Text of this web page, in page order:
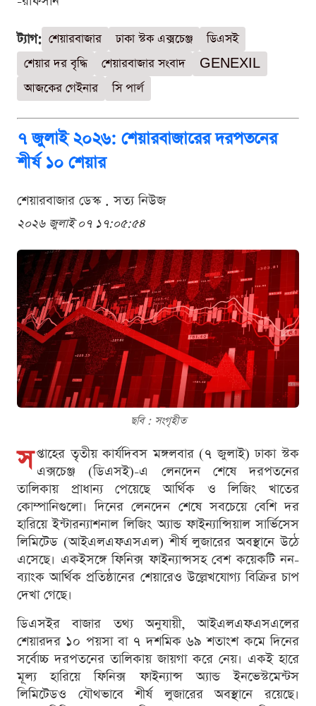
ট্যাগ: শেয়ারবাজার ঢাকা স্টক এক্সচেঞ্জ
ডিএসই
শেয়ার দর বৃদ্ধি
শেয়ারবাজার সংবাদ
GENEXIL
আজকের গেইনার
সি পার্ল
৭ জুলাই ২০২৬: শেয়ারবাজারের দরপতনের
শীর্ষ ১০ শেয়ার
শেয়ারবাজার ডেস্ক . সত্য নিউজ
২০২৬ জুলাই ০৭ ১৭:০৫:৫৪
ছবি : সংগৃহীত
স প্তাহের তৃতীয় কার্যদিবস মঙ্গলবার (৭ জুলাই) ঢাকা স্টক
এক্সচেঞ্জ (ডিএসই)-এ লেনদেন শেষে দরপতনের
তালিকায় প্রাধান্য পেয়েছে আর্থিক ও লিজিং খাতের
কোম্পানিগুলো। দিনের লেনদেন শেষে সবচেয়ে বেশি দর
হারিয়ে ইন্টারন্যাশনাল লিজিং অ্যান্ড ফাইন্যান্সিয়াল সার্ভিসেস
লিমিটেড (আইএলএফএসএল) শীর্ষ লুজারের অবস্থানে উঠে
এসেছে। একইসঙ্গে ফিনিক্স ফাইন্যান্সসহ বেশ কয়েকটি নন-
ব্যাংক আর্থিক প্রতিষ্ঠানের শেয়ারেও উল্লেখযোগ্য বিক্রির চাপ
দেখা গেছে।
ডিএসইর বাজার তথ্য অনুযায়ী, আইএলএফএসএলের
শেয়ারদর ১০ পয়সা বা ৭ দশমিক ৬৯ শতাংশ কমে দিনের
সর্বোচ্চ দরপতনের তালিকায় জায়গা করে নেয়। একই হারে
মূল্য হারিয়ে ফিনিক্স ফাইন্যান্স অ্যান্ড ইনভেস্টমেন্টস
লিমিটেডও যৌথভাবে শীর্ষ লুজারের অবস্থানে রয়েছে।